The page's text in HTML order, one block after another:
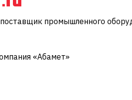
промышленного
«Абамет»